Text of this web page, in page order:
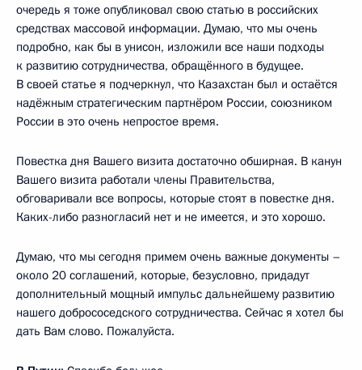
очередь я тоже опубликовал свою статью в российских
средствах массовой информации. Думаю, что мы очень
подробно, как бы в унисон, изложили все наши подходы
к развитию сотрудничества, обращённого в будущее.
В своей статье я подчеркнул, что Казахстан был и остаётся
надёжным стратегическим партнёром России, союзником
России в это очень непростое время.
Повестка дня Вашего визита достаточно обширная. В канун
Вашего визита работали члены Правительства,
обговаривали все вопросы, которые стоят в повестке дня.
Каких-либо разногласий нет и не имеется, и это хорошо.
Думаю, что мы сегодня примем очень важные документы –
около 20 соглашений, которые, безусловно, придадут
дополнительный мощный импульс дальнейшему развитию
нашего добрососедского сотрудничества. Сейчас я хотел бы
дать Вам слово. Пожалуйста.